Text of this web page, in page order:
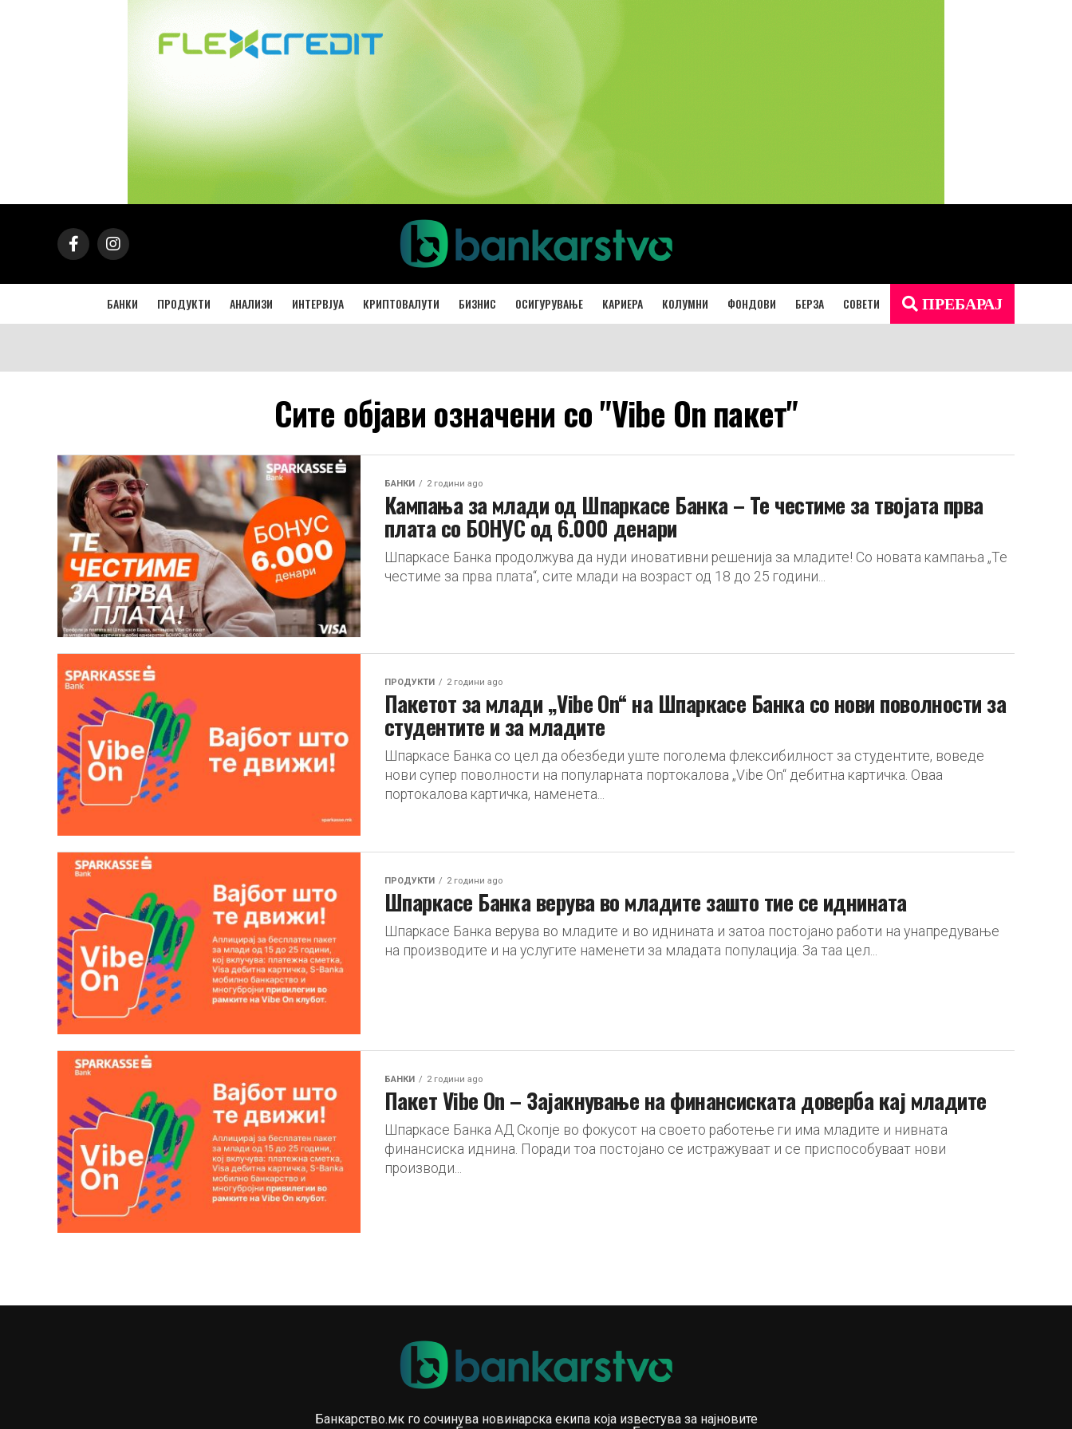
БАНКИ ПРОДУКТИ АНАЛИЗИ ИНТЕРВЈУА КРИПТОВАЛУТИ БИЗНИС ОСИГУРУВАЊЕ КАРИЕРА КОЛУМНИ ФОНДОВИ БЕРЗА СОВЕТИ ПРЕБАРАЈ
Сите објави означени со "Vibe On пакет"
БАНКИ 2 години ago
Кампања за млади од Шпаркасе Банка – Те честиме за твојата прва
плата со БОНУС од 6.000 денари
Шпаркасе Банка продолжува да нуди иновативни решенија за младите! Со новата кампања „Те
честиме за прва плата“, сите млади на возраст од 18 до 25 години...
ПРОДУКТИ 2 години ago
Пакетот за млади „Vibe On“ на Шпаркасе Банка со нови поволности за
студентите и за младите
Шпаркасе Банка со цел да обезбеди уште поголема флексибилност за студентите, воведе
нови супер поволности на популарната портокалова „Vibe On“ дебитна картичка. Оваа
портокалова картичка, наменета...
ПРОДУКТИ 2 години ago
Шпаркасе Банка верува во младите зашто тие се иднината
Шпаркасе Банка верува во младите и во иднината и затоа постојано работи на унапредување
на производите и на услугите наменети за младата популација. За таа цел...
БАНКИ 2 години ago
Пакет Vibe On – Зајакнување на финансиската доверба кај младите
Шпаркасе Банка АД Скопје во фокусот на своето работење ги има младите и нивната
финансиска иднина. Поради тоа постојано се истражуваат и се приспособуваат нови
производи...
Банкарство.мк го сочинува новинарска екипа која известува за најновите